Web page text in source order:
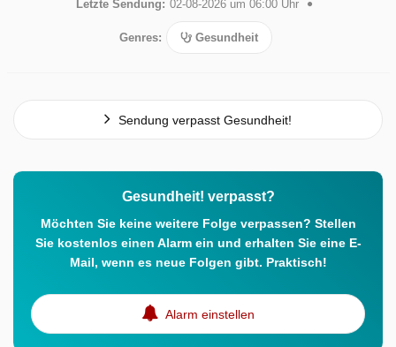
Letzte Sendung: 02-08-2026 um 06:00 Uhr
Genres: Gesundheit
Sendung verpasst Gesundheit!
Gesundheit! verpasst?
Möchten Sie keine weitere Folge verpassen? Stellen
Sie kostenlos einen Alarm ein und erhalten Sie eine E-
Mail, wenn es neue Folgen gibt. Praktisch!
Alarm einstellen